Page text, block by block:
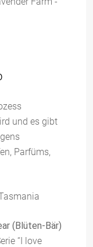
und es gibt
Parfüms,
(Blüten-Bär)
“I love